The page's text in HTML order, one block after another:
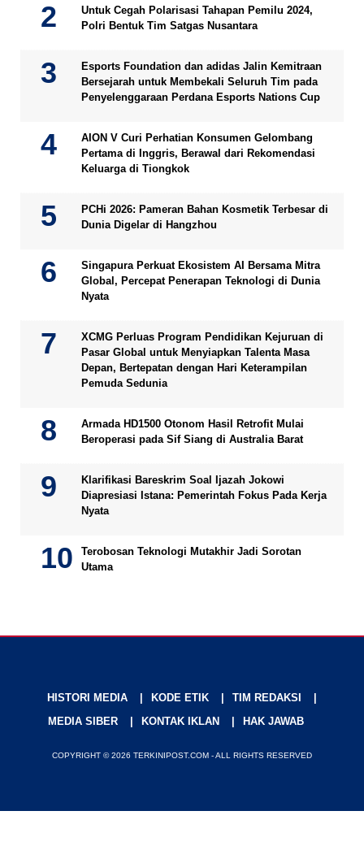
Untuk Cegah Polarisasi Tahapan Pemilu 2024,
Polri Bentuk Tim Satgas Nusantara
Esports Foundation dan adidas Jalin Kemitraan
Bersejarah untuk Membekali Seluruh Tim pada
Penyelenggaraan Perdana Esports Nations Cup
AION V Curi Perhatian Konsumen Gelombang
Pertama di Inggris, Berawal dari Rekomendasi
Keluarga di Tiongkok
PCHi 2026: Pameran Bahan Kosmetik Terbesar di
Dunia Digelar di Hangzhou
Singapura Perkuat Ekosistem AI Bersama Mitra
Global, Percepat Penerapan Teknologi di Dunia
Nyata
XCMG Perluas Program Pendidikan Kejuruan di
Pasar Global untuk Menyiapkan Talenta Masa
Depan, Bertepatan dengan Hari Keterampilan
Pemuda Sedunia
Armada HD1500 Otonom Hasil Retrofit Mulai
Beroperasi pada Sif Siang di Australia Barat
Klarifikasi Bareskrim Soal Ijazah Jokowi
Diapresiasi Istana: Pemerintah Fokus Pada Kerja
Nyata
Terobosan Teknologi Mutakhir Jadi Sorotan
Utama
HISTORI MEDIA KODE ETIK
TIM REDAKSI
MEDIA SIBER
KONTAK IKLAN HAK JAWAB
COPYRIGHT © 2026 TERKINIPOST.COM - ALL RIGHTS RESERVED